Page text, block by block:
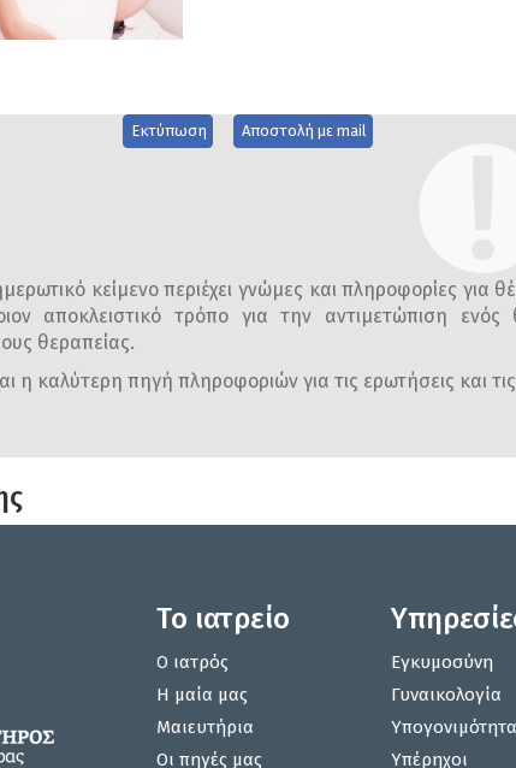
Εκτύπωση Αποστολή με mail
κείμενο περιέχει γνώμες και πληροφορίες για
αποκλειστικό τρόπο για την αντιμετώπιση
θεραπείας.
η καλύτερη πηγή πληροφοριών για τις ερωτήσεις και
Το ιατρείο
Ο ιατρός
Η μαία μας
Μαιευτήρια
Οι πηγές μας
Εγκυμοσύνη
Γυναικολογία
Υπογονιμότητα
Υπέρηχοι